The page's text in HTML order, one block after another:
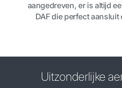
aangedreven, er is altijd
DAF die perfect
Uitzonderlijke